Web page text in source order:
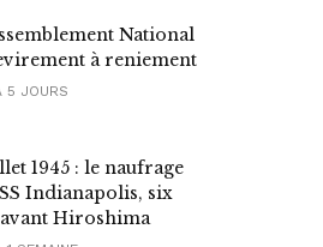
National
à reniement
5 JOURS
1945 : le naufrage
Indianapolis, six
Hiroshima